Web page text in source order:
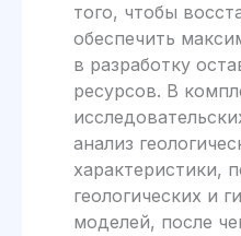
того, чтобы
обеспечить
в разработку
ресурсов. В
анализ
характеристики,
геологических и
моделей, после